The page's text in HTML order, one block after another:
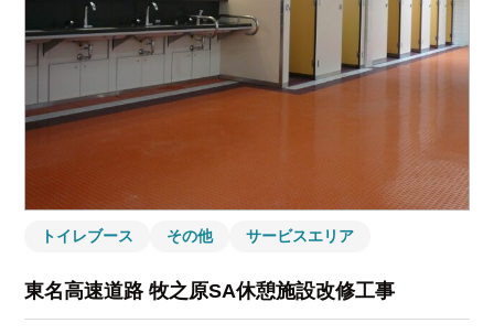
トイレブース その他 サービスエリア
東名高速道路 牧之原SA休憩施設改修工事